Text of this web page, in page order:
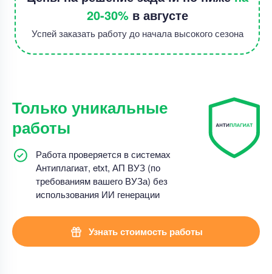
20-30%в августе
Успей заказать работу до начала высокого сезона
Только уникальные
работы
Работа проверяется в системах
Антиплагиат, etxt, АП ВУЗ (по
требованиям вашего ВУЗа) без
использования ИИ генерации
Узнать стоимость работы